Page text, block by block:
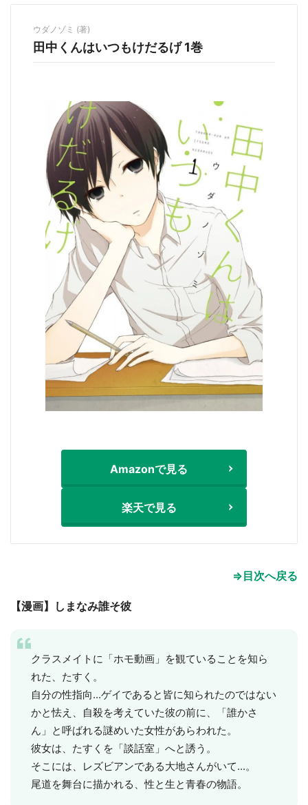
ウダノゾミ (著)
田中くんはいつもけだるげ 1巻
Amazonで見る
楽天で見る
⇒目次へ戻る
【漫画】しまなみ誰そ彼
クラスメイトに「ホモ動画」を観ていることを知ら
れた、たすく。
自分の性指向...ゲイであると皆に知られたのではない
かと怯え、自殺を考えていた彼の前に、「誰かさ
ん」と呼ばれる謎めいた女性があらわれた。
彼女は、たすくを「談話室」へと誘う。
そこには、レズビアンである大地さんがいて...。
尾道を舞台に描かれる、性と生と青春の物語。